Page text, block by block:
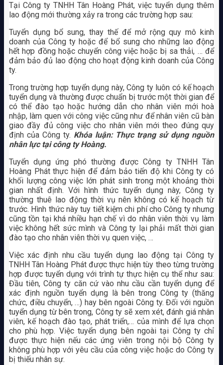
Tại Công ty TNHH Tân Hoàng Phát, việc tuyển dụng thêm
lao động mới thường xảy ra trong các trường hợp sau:
Tuyển dụng bổ sung, thay thế để mở rộng quy mô kinh
doanh của Công ty hoặc để bổ sung cho những lao động
hết hợp đồng hoặc chuyển công việc hoặc bị sa thải, … để
đảm bảo đủ lao động cho hoạt động kinh doanh của Công
ty.
Trong trường hợp tuyển dụng này, Công ty luôn có kế hoạch
tuyển dụng và thường được chuẩn bị trước một thời gian để
có thể đào tạo hoặc hướng dẫn cho nhân viên mới hoà
nhập, làm quen với công việc cũng như để nhân viên cũ bàn
giao đầy đủ công việc cho nhân viên mới theo đúng quy
định của Công ty. Khóa luận: Thực trạng sử dụng nguồn
nhân lực tại công ty Hoàng.
Tuyển dụng ứng phó thường được Công ty TNHH Tân
Hoàng Phát thực hiện để đảm bảo tiến độ khi Công ty có
khối lượng công việc lớn phát sinh trong một khoảng thời
gian nhất định. Với hình thức tuyển dụng này, Công ty
thường thuê lao động thời vụ nên không có kế hoạch từ
trước. Hình thức này tuy tiết kiệm chi phí cho Công ty nhưng
cũng tồn tại khá nhiều hạn chế vì do nhân viên thời vụ làm
việc không hết sức mình và Công ty lại phải mất thời gian
đào tạo cho nhân viên thời vụ quen việc, …
Việc xác định nhu cầu tuyển dụng lao động tại Công ty
TNHH Tân Hoàng Phát được thực hiện tùy theo từng trường
hợp được tuyển dụng với trình tự thực hiện cụ thể như sau:
Đầu tiên, Công ty căn cứ vào nhu cầu cần tuyển dụng để
xác định nguồn tuyển dụng là bên trong Công ty (thăng
chức, điều chuyển, …) hay bên ngoài Công ty. Đối với nguồn
tuyển dụng từ bên trong, Công ty sẽ xem xét, đánh giá nhân
viên, kế hoạch đào tạo, phát triển,… của mình để lựa chọn
cho phù hợp. Việc tuyển dụng bên ngoài tại Công ty chỉ
được thực hiện nếu các ứng viên trong nội bộ Công ty
không phù hợp với yêu cầu của công việc hoặc do Công ty
bị thiếu nhân sự.